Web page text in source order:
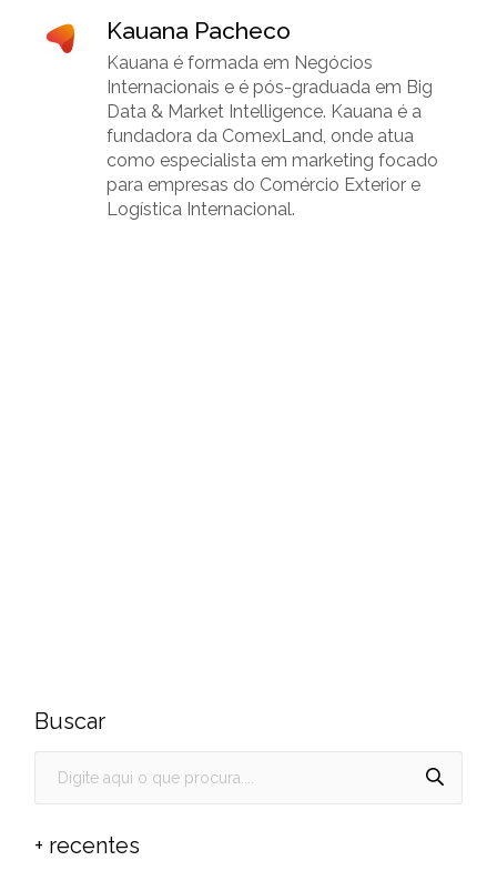
Kauana Pacheco
Kauana é formada em Negócios
Internacionais e é pós-graduada em Big
Data & Market Intelligence. Kauana é a
fundadora da ComexLand, onde atua
como especialista em marketing focado
para empresas do Comércio Exterior e
Logística Internacional.
Buscar
+ recentes